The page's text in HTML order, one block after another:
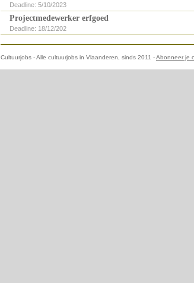
Deadline: 5/10/2023
Projectmedewerker erfgoed
Deadline: 18/12/202
Cultuurjobs - Alle cultuurjobs in Vlaanderen, sinds 2011 -Abonneer je